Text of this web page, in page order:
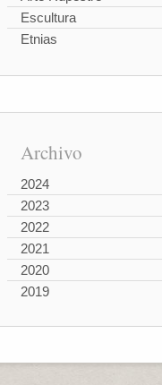
Escultura
Etnias
Archivo
2024
2023
2022
2021
2020
2019